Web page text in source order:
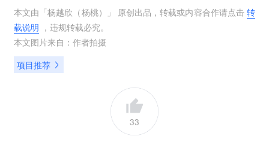
本文由「杨越欣（杨桃） 」 原创出品，转载或内容合作请点击转
载说明 ，违规转载必究。
本文图片来自： 作者拍摄
项目推荐
33